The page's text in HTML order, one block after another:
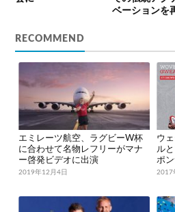
ベーションを
RECOMMEND
2019年12月4日
エミレーツ航空、ラグビーW杯
に合わせて名物レフリーがマナ
ー啓発ビデオに出演
2017
ウ
ル
ポ